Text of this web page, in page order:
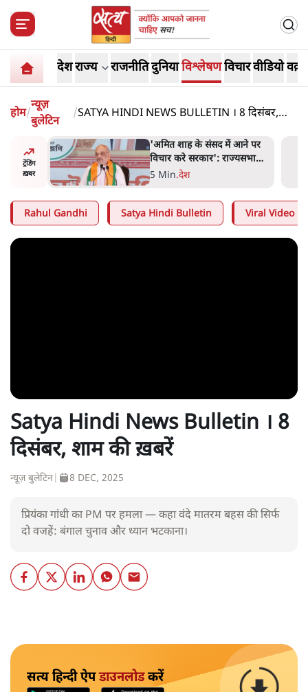
देशराज्य राजनीतिदुनियाविश्लेषणविचारवीडियो
होम/
न्यूज़
बुलेटिन
/SATYA HINDI NEWS BULLETIN । 8 दिसंबर,
ट्रेंडिंग
ख़बर
5 नहीं,
'अमित शाह के संसद में आने पर
विचार करे सरकार': राज्यसभा
सभापति ने केंद्र से कहा
5 Min.देश
Rahul Gandhi Satya Hindi Bulletin Viral Video
Satya Hindi News Bulletin । 8
दिसंबर, शाम की ख़बरें
न्यूज़ बुलेटिन 8 DEC, 2025
प्रियंका गांधी का PM पर हमला — कहा वंदे मातरम बहस की सिर्फ
दो वजहें: बंगाल चुनाव और ध्यान भटकाना।
सत्य हिन्दी ऐपडाउनलोडकरें